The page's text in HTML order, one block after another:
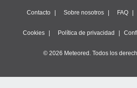
Contacto Sobre nosotros FAQ
Cookies Política de privacidad
© 2026 Meteored. Todos los